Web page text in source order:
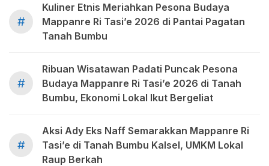
#
Kuliner Etnis Meriahkan Pesona Budaya
Mappanre Ri Tasi’e 2026 di Pantai Pagatan
Tanah Bumbu
#
Ribuan Wisatawan Padati Puncak Pesona
Budaya Mappanre Ri Tasi’e 2026 di Tanah
Bumbu, Ekonomi Lokal Ikut Bergeliat
#
Aksi Ady Eks Naff Semarakkan Mappanre Ri
Tasi’e di Tanah Bumbu Kalsel, UMKM Lokal
Raup Berkah